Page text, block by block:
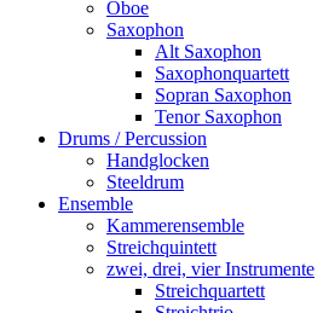
Oboe
Saxophon
Alt Saxophon
Saxophonquartett
Sopran Saxophon
Tenor Saxophon
Drums / Percussion
Handglocken
Steeldrum
Ensemble
Kammerensemble
Streichquintett
zwei, drei, vier Instrumente
Streichquartett